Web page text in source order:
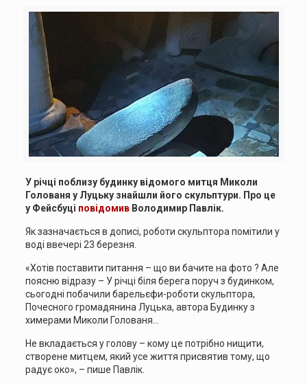
У річці поблизу будинку відомого митця Миколи
Голованя у Луцьку знайшли його скульптури. Про це
у Фейсбуці повідомив Володимир Павлік.
Як зазначається в дописі, роботи скульптора помітили у
воді ввечері 23 березня.
«Хотів поставити питання – що ви бачите на фото ? Але
поясню відразу – У річці біля берега поруч з будинком,
сьогодні побачили барельєфи-роботи скульптора,
Почесного громадянина Луцька, автора Будинку з
химерами Миколи Голованя…
Не вкладається у голову – кому це потрібно нищити,
створене митцем, який усе життя присвятив тому, що
радує око», – пише Павлік.